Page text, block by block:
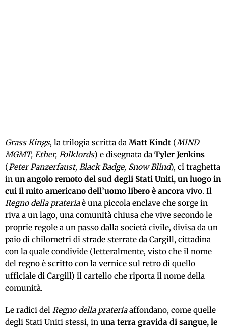
Grass Kings, la trilogia scritta da Matt Kindt (MIND
MGMT, Ether, Folklords) e disegnata da Tyler Jenkins
(Peter Panzerfaust, Black Badge, Snow Blind), ci traghetta
in un angolo remoto del sud degli Stati Uniti, un luogo in
cui il mito americano dell’uomo libero è ancora vivo. Il
Regno della prateriaè una piccola enclave che sorge in
riva a un lago, una comunità chiusa che vive secondo le
proprie regole a un passo dalla società civile, divisa da un
paio di chilometri di strade sterrate da Cargill, cittadina
con la quale condivide (letteralmente, visto che il nome
del regno è scritto con la vernice sul retro di quello
ufficiale di Cargill) il cartello che riporta il nome della
comunità.
Le radici del Regno della prateriaaffondano, come quelle
degli Stati Uniti stessi, in una terra gravida di sangue, le